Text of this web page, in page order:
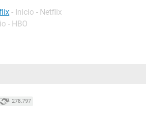
- Inicio - Netflix
- HBO
278.797